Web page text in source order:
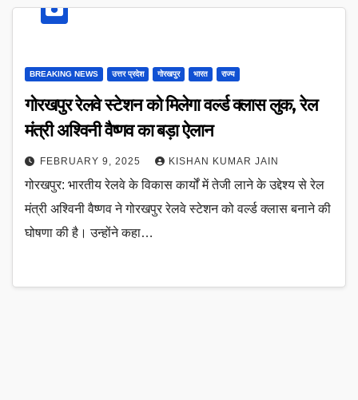
BREAKING NEWS उत्तर प्रदेश गोरखपुर भारत राज्य
गोरखपुर रेलवे स्टेशन को मिलेगा वर्ल्ड क्लास लुक, रेल
मंत्री अश्विनी वैष्णव का बड़ा ऐलान
FEBRUARY 9, 2025 KISHAN KUMAR JAIN
गोरखपुर: भारतीय रेलवे के विकास कार्यों में तेजी लाने के उद्देश्य से रेल
मंत्री अश्विनी वैष्णव ने गोरखपुर रेलवे स्टेशन को वर्ल्ड क्लास बनाने की
घोषणा की है। उन्होंने कहा…